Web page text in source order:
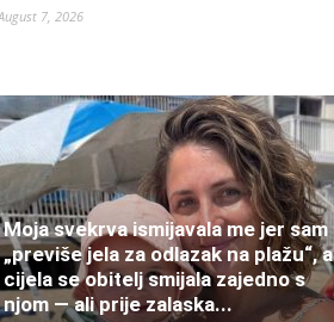
7, 2026
Moja svekrva ismijavala me jer sam
„previše jela za odlazak na plažu“, a
cijela se obitelj smijala zajedno s
njom — ali prije zalaska...